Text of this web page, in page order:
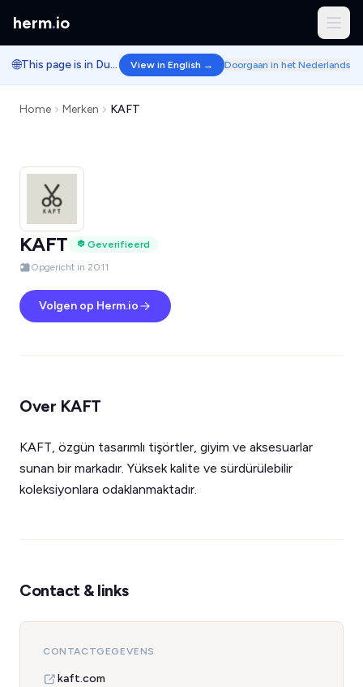
herm.io
🌐 This page is in Dutch. View in English → Doorgaan in het Nederlands
Home Merken KAFT
KAFT
Geverifieerd
Opgericht in 2011
Volgen op Herm.io
Over KAFT
KAFT, özgün tasarımlı tişörtler, giyim ve aksesuarlar
sunan bir markadır. Yüksek kalite ve sürdürülebilir
koleksiyonlara odaklanmaktadır.
Contact & links
CONTACTGEGEVENS
kaft.com